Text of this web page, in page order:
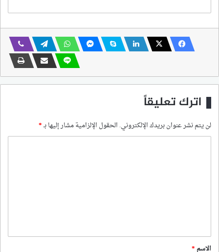
اترك تعليقاً
لن يتم نشر عنوان بريدك الإلكتروني. الحقول الإلزامية مشار إليها بـ*
*
الاسم *